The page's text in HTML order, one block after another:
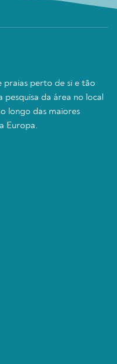
praias perto de si e tão
pesquisa da área no local
longo das maiores
Europa.